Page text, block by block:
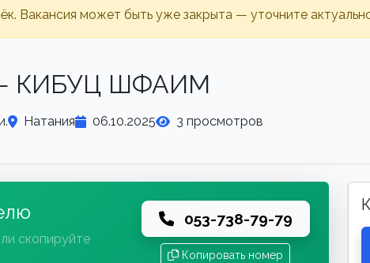
Вакансия может быть уже закрыта — уточните
КИБУЦ ШФАИМ
Натания 06.10.2025 3 просмотров
скопируйте
053-738-79-79
Копировать номер